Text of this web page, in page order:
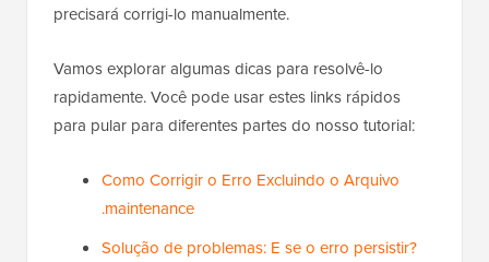
precisará corrigi-lo manualmente.
Vamos explorar algumas dicas para resolvê-lo
rapidamente. Você pode usar estes links rápidos
para pular para diferentes partes do nosso tutorial:
Como Corrigir o Erro Excluindo o Arquivo
.maintenance
Solução de problemas: E se o erro persistir?